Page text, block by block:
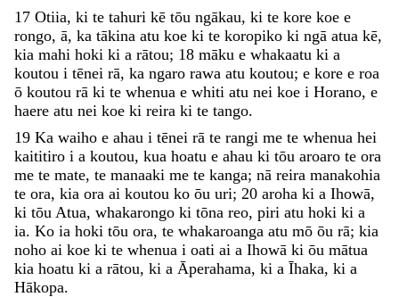
17 Otiia, ki te tahuri kē tōu ngākau, ki te kore koe e
rongo, ā, ka tākina atu koe ki te koropiko ki ngā atua kē,
kia mahi hoki ki a rātou; 18 māku e whakaatu ki a
koutou i tēnei rā, ka ngaro rawa atu koutou; e kore e roa
ō koutou rā ki te whenua e whiti atu nei koe i Horano, e
haere atu nei koe ki reira ki te tango.
19 Ka waiho e ahau i tēnei rā te rangi me te whenua hei
kaititiro i a koutou, kua hoatu e ahau ki tōu aroaro te ora
me te mate, te manaaki me te kanga; nā reira manakohia
te ora, kia ora ai koutou ko ōu uri; 20 aroha ki a Ihowā,
ki tōu Atua, whakarongo ki tōna reo, piri atu hoki ki a
ia. Ko ia hoki tōu ora, te whakaroanga atu mō ōu rā; kia
noho ai koe ki te whenua i oati ai a Ihowā ki ōu mātua
kia hoatu ki a rātou, ki a Āperahama, ki a Īhaka, ki a
Hākopa.